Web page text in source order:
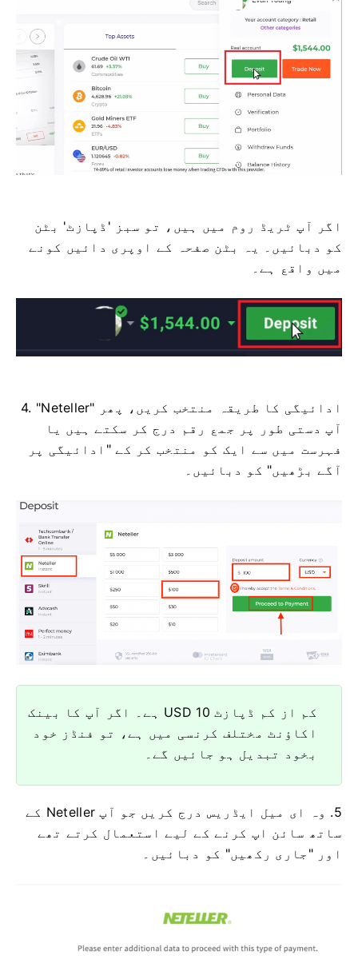
اگر آپ ٹریڈ روم میں ہیں، تو سبز 'ڈپازٹ' بٹن
کو دبائیں۔ یہ بٹن صفحہ کے اوپری دائیں کونے
میں واقع ہے۔
4. "Neteller" ادائیگی کا طریقہ منتخب کریں، پھر
آپ دستی طور پر جمع رقم درج کر سکتے ہیں یا
فہرست میں سے ایک کو منتخب کر کے "ادائیگی پر
آگے بڑھیں" کو دبائیں۔
کم از کم ڈپازٹ 10 USD ہے۔ اگر آپ کا بینک
اکاؤنٹ مختلف کرنسی میں ہے، تو فنڈز خود
بخود تبدیل ہو جائیں گے۔
5. وہ ای میل ایڈریس درج کریں جو آپ Neteller کے
ساتھ سائن اپ کرنے کے لیے استعمال کرتے تھے
اور "جاری رکھیں" کو دبائیں۔